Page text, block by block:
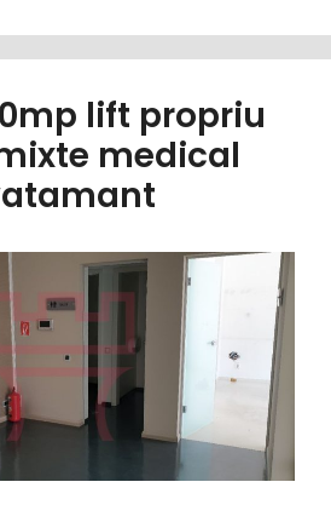
lift propriu
medical